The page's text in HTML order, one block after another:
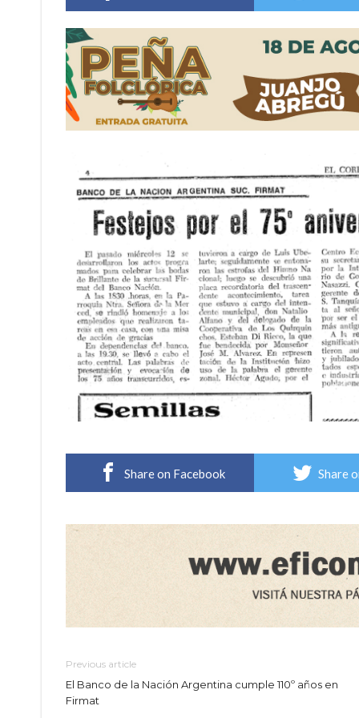
Güemes y Mariano Vera
Share on Facebook Share
Previous article
El Banco de la Nación Argentina cumple 110º años en
Firmat